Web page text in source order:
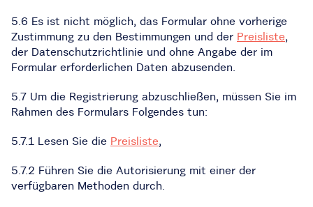
5.6 Es ist nicht möglich, das Formular ohne vorherige
Zustimmung zu den Bestimmungen und der Preisliste,
der Datenschutzrichtlinie und ohne Angabe der im
Formular erforderlichen Daten abzusenden.
5.7 Um die Registrierung abzuschließen, müssen Sie im
Rahmen des Formulars Folgendes tun:
5.7.1 Lesen Sie die Preisliste,
5.7.2 Führen Sie die Autorisierung mit einer der
verfügbaren Methoden durch.